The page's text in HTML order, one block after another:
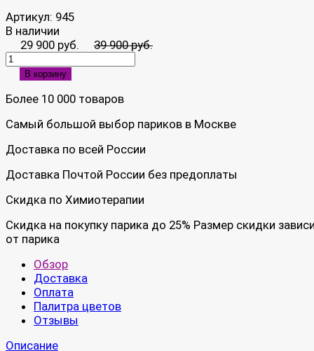
Артикул: 945
В наличии
29 900 руб.
39 900 руб.
В корзину
Более 10 000 товаров
Самый большой выбор париков в Москве
Доставка по всей России
Доставка Почтой России без предоплаты
Скидка по Химиотерапии
Скидка на покупку парика до 25% Размер скидки
от парика
Обзор
Доставка
Оплата
Палитра цветов
Отзывы
Описание